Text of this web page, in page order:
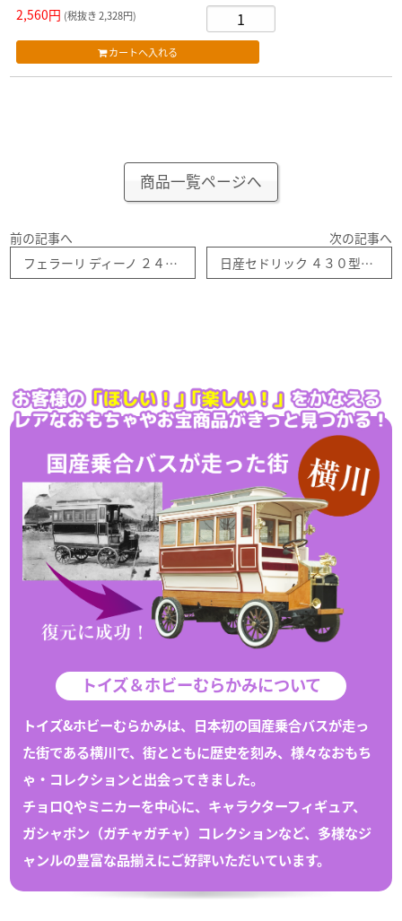
2,560円 (税抜き 2,328円)
商品一覧ページへ
前の記事へ
フェラーリ ディーノ ２４６ＧＴ タイプＥ （白） 1/64 トミーテック-306191
次の記事へ
日産セドリック ４３０型 『またまた あぶない刑事』 港７号
トイズ＆ホビーむらかみについて
トイズ&ホビーむらかみは、日本初の国産乗合バスが走っ
た街である横川で、街とともに歴史を刻み、様々なおもち
ゃ ・ コレクションと出会ってきました。
チョロQやミニカーを中心に、キャラクターフィギュア、
ガシャポン（ガチャガチャ） コレクションなど、多様なジ
ャンルの豊富な品揃えにご好評いただいています。